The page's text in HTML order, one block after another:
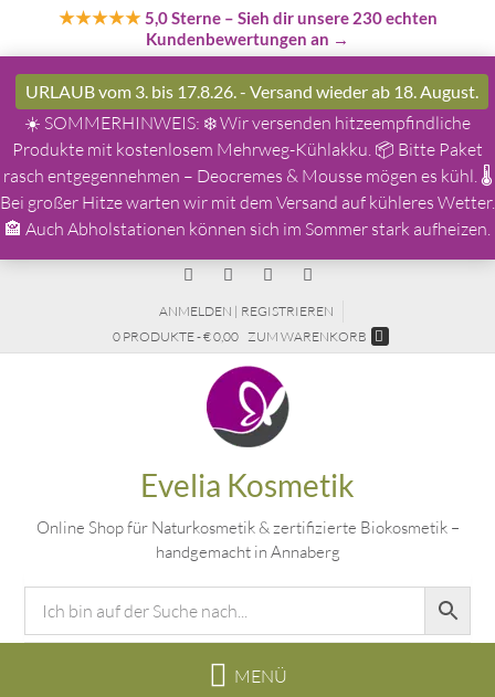
★★★★★5,0 Sterne– Sieh dir unsere 230 echten
Kundenbewertungen an →
URLAUB vom 3. bis 17.8.26. - Versand wieder ab 18. August.
☀️ SOMMERHINWEIS: ❄️ Wir versenden hitzeempfindliche
Produkte mit kostenlosem Mehrweg-Kühlakku. 📦 Bitte Paket
rasch entgegennehmen – Deocremes & Mousse mögen es kühl. 🌡️
Bei großer Hitze warten wir mit dem Versand auf kühleres Wetter.
🏤 Auch Abholstationen können sich im Sommer stark aufheizen.
ANMELDEN | REGISTRIEREN
0 PRODUKTE - € 0,00 ZUM WARENKORB
Evelia Kosmetik
Online Shop für Naturkosmetik & zertifizierte Biokosmetik –
handgemacht in Annaberg